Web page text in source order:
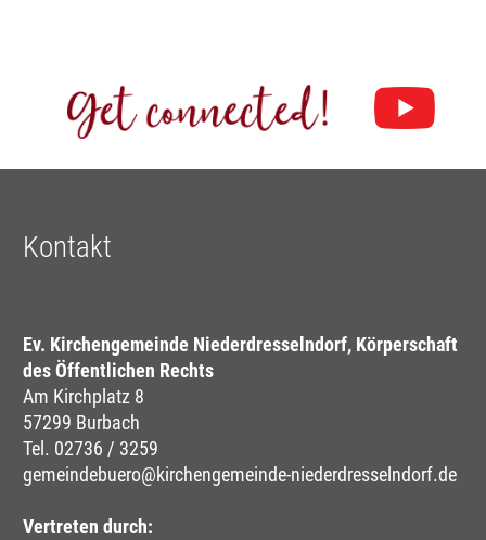
Kontakt
Ev. Kirchengemeinde Niederdresselndorf, Körperschaft
des Öffentlichen Rechts
Am Kirchplatz 8
57299 Burbach
Tel. 02736 / 3259
gemeindebuero@kirchengemeinde-niederdresselndorf.de
Vertreten durch: